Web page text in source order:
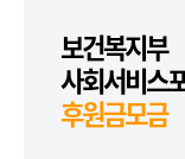
보건복지부
사회서비스
후원금모금